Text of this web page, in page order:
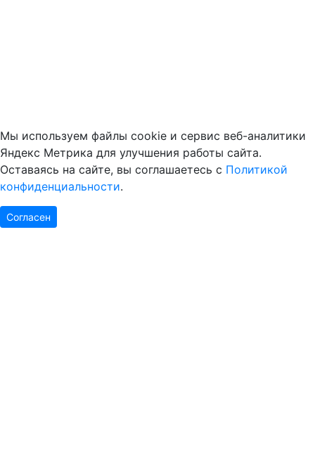
Мы используем файлы cookie и сервис веб-аналитики
Яндекс Метрика для улучшения работы сайта.
Оставаясь на сайте, вы соглашаетесь с Политикой
конфиденциальности.
Согласен